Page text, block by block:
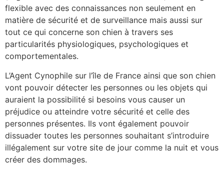
flexible avec des connaissances non seulement en
matière de sécurité et de surveillance mais aussi sur
tout ce qui concerne son chien à travers ses
particularités physiologiques, psychologiques et
comportementales.
L’Agent Cynophile sur l’île de France ainsi que son chien
vont pouvoir détecter les personnes ou les objets qui
auraient la possibilité si besoins vous causer un
préjudice ou atteindre votre sécurité et celle des
personnes présentes. Ils vont également pouvoir
dissuader toutes les personnes souhaitant s’introduire
illégalement sur votre site de jour comme la nuit et vous
créer des dommages.